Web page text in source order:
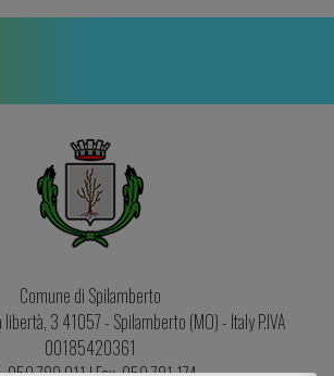
Comune di Spilamberto
libertà, 3 41057- Spilamberto (MO) - Italy P.IVA
00185420361